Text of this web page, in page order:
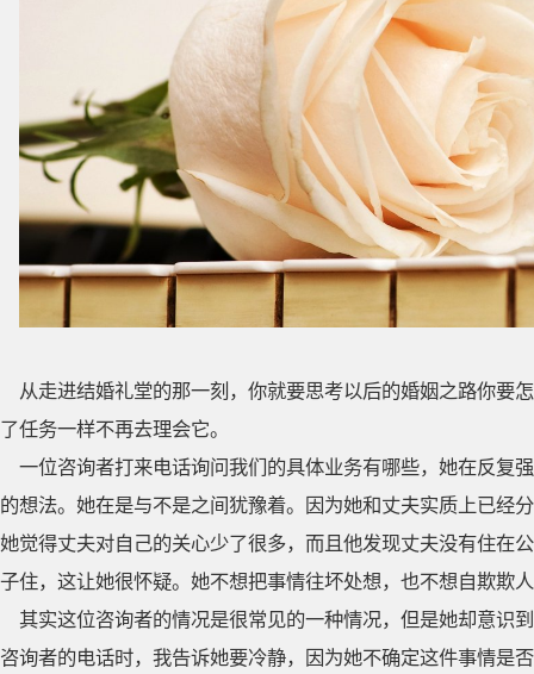
从走进结婚礼堂的那一刻，你就要思考以后的婚姻之路你要
了任务一样不再去理会它。
一位咨询者打来电话询问我们的具体业务有哪些，她在反复
的想法。她在是与不是之间犹豫着。因为她和丈夫实质上已经
她觉得丈夫对自己的关心少了很多，而且他发现丈夫没有住在
子住，这让她很怀疑。她不想把事情往坏处想，也不想自欺欺
其实这位咨询者的情况是很常见的一种情况，但是她却意识
咨询者的电话时，我告诉她要冷静，因为她不确定这件事情是